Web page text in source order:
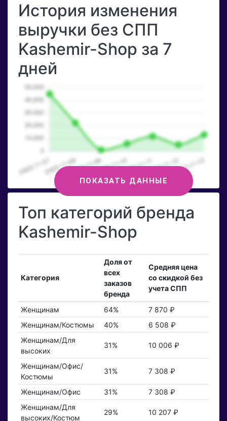
История изменения
выручки без СПП
Kashemir-Shop за 7
дней
ПОКАЗАТЬ ДАННЫЕ
Топ категорий бренда
Kashemir-Shop
Категория
Доля от
всех
заказов
бренда
Средняя цена
со скидкой без
учета СПП
Женщинам 64%
7 870 ₽
Женщинам/Костюмы
40%
6 508 ₽
Женщинам/Для
высоких
31% 10 006 ₽
Женщинам/Офис/
Костюмы
31% 7 308 ₽
Женщинам/Офис 31%
7 308 ₽
Женщинам/Для
высоких/Костюм
29% 10 207 ₽